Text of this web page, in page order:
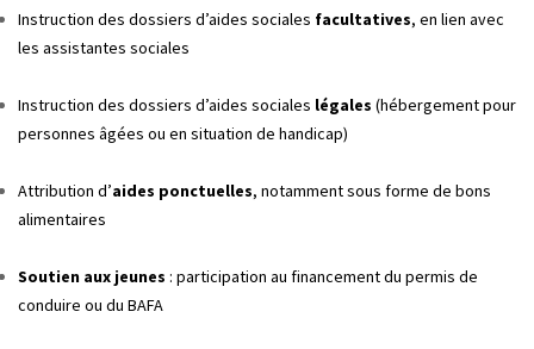
Instruction des dossiers d’aides sociales facultatives, en lien avec
les assistantes sociales
Instruction des dossiers d’aides sociales légales (hébergement pour
personnes âgées ou en situation de handicap)
Attribution d’aides ponctuelles, notamment sous forme de bons
alimentaires
Soutien aux jeunes : participation au financement du permis de
conduire ou du BAFA